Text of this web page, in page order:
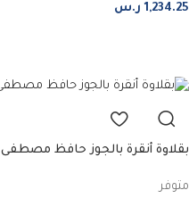
1,234.25 ر.س
بقلاوة أنقرة بالجوز حافظ مصطفى
متوفر